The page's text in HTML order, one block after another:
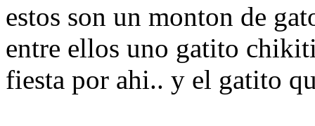
estos son un monton de
entre ellos uno gatito
fiesta por ahi.. y el gatito